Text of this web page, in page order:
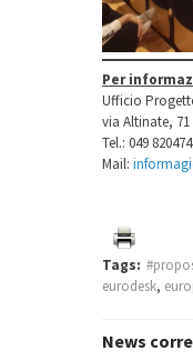
Per
Ufficio
via Altinate, 71
Tel.: 049
Mail:
Tags:
eurodesk,
News